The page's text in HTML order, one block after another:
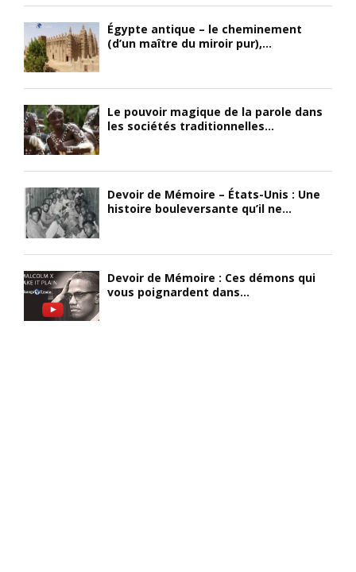
Égypte antique – le cheminement
(d’un maître du miroir pur),...
Le pouvoir magique de la parole dans
les sociétés traditionnelles...
Devoir de Mémoire – États-Unis : Une
histoire bouleversante qu’il ne...
Devoir de Mémoire : Ces démons qui
vous poignardent dans...